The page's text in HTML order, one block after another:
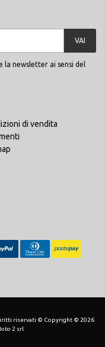
VAI
la newsletter ai sensi del
di vendita
riservati © Copyright © 2026
2 srl